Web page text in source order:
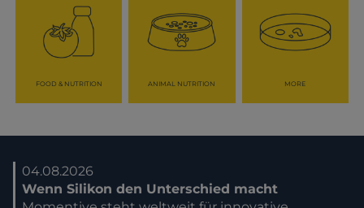
FOOD & NUTRITION ANIMAL NUTRITION MORE
04.08.2026
Wenn Silikon den Unterschied macht